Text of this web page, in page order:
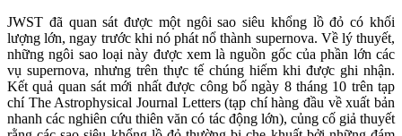
JWST đã quan sát được một ngôi sao siêu khổng lồ đỏ có khối
lượng lớn, ngay trước khi nó phát nổ thành supernova. Về lý thuyết,
những ngôi sao loại này được xem là nguồn gốc của phần lớn các
vụ supernova, nhưng trên thực tế chúng hiếm khi được ghi nhận.
Kết quả quan sát mới nhất được công bố ngày 8 tháng 10 trên tạp
chí The Astrophysical Journal Letters (tạp chí hàng đầu về xuất bản
nhanh các nghiên cứu thiên văn có tác động lớn), củng cố giả thuyết